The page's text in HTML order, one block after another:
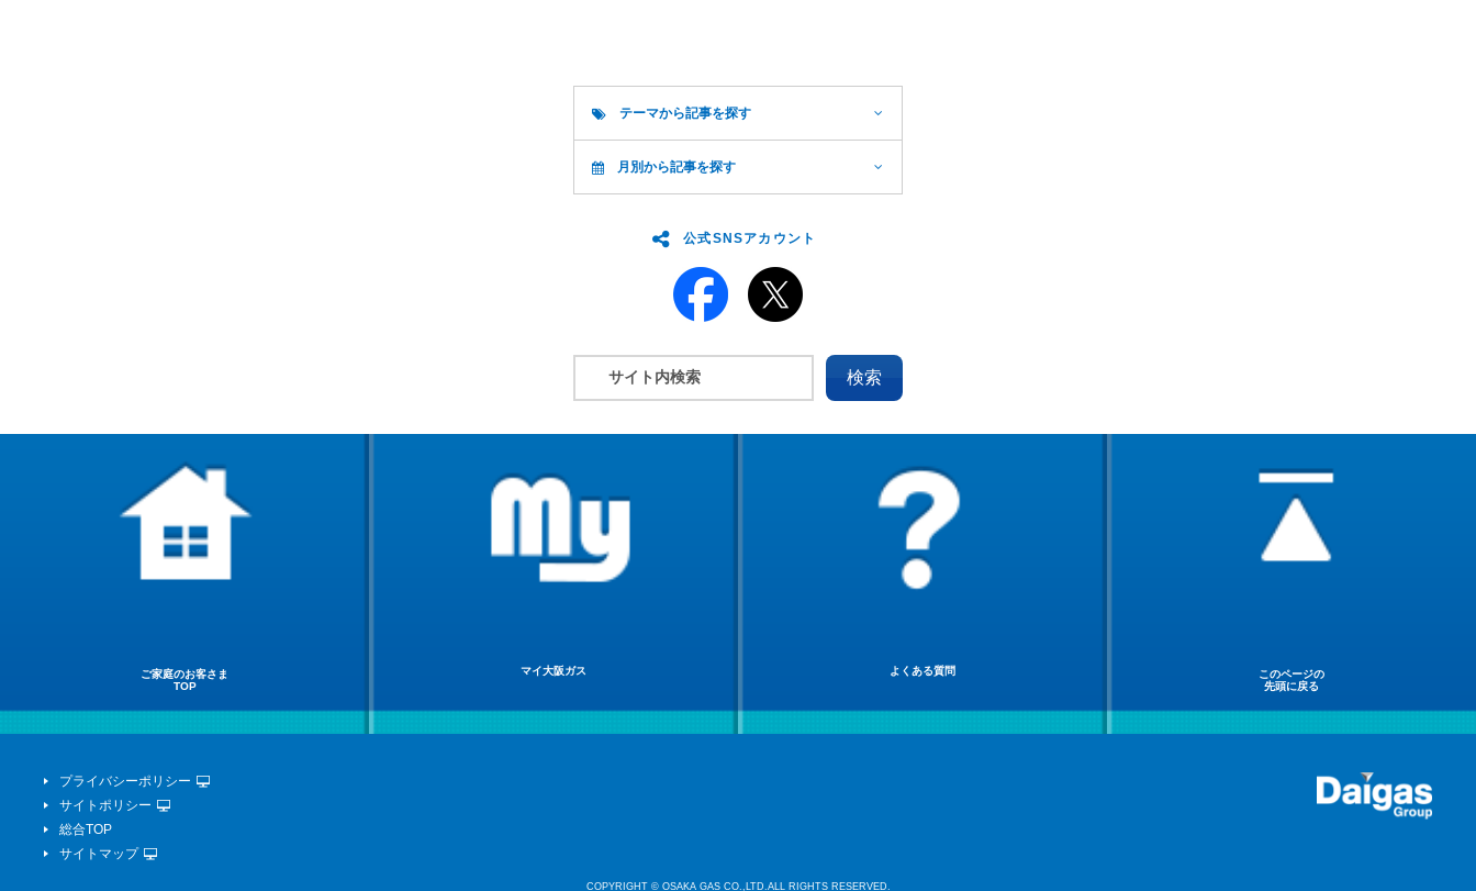
テーマから記事を探す
月別から記事を探す
公式SNSアカウント
ご家庭のお客さま
TOP
マイ大阪ガス よくある質問
このページの
先頭に戻る
プライバシーポリシー
サイトポリシー
総合TOP
サイトマップ
COPYRIGHT © OSAKA GAS CO.,LTD.ALL RIGHTS RESERVED.